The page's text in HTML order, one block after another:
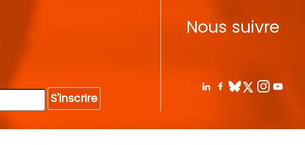
S'inscrire
Nous suivre